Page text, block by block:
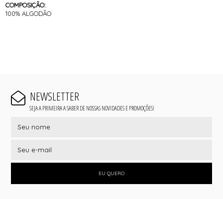
COMPOSIÇÃO:
100% ALGODÃO
NEWSLETTER
SEJA A PRIMEIRA A SABER DE NOSSAS NOVIDADES E PROMOÇÕES!
EU QUERO